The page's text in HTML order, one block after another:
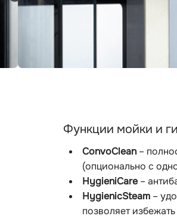
Функции мойки и
ConvoClean –
(опционально с
HygieniCare –
HygienicSteam –
позволяет